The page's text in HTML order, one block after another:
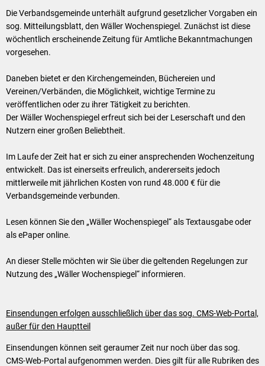
Förderungen der VG für private Umbauten
Allgemeine Informationen
Vereine
Seniorenmobilität/Jugendtaxi/Fahrservice
Sicherheit für Senioren
Ehrenamtskarte des Westerwaldkreises
Westerwaldbad
Die Verbandsgemeinde unterhält aufgrund gesetzlicher Vorgaben ein
sog. Mitteilungsblatt, den Wäller Wochenspiegel. Zunächst ist diese
wöchentlich erscheinende Zeitung für Amtliche Bekanntmachungen
vorgesehen.
Daneben bietet er den Kirchengemeinden, Büchereien und
Vereinen/Verbänden, die Möglichkeit, wichtige Termine zu
veröffentlichen oder zu ihrer Tätigkeit zu berichten.
Der Wäller Wochenspiegel erfreut sich bei der Leserschaft und den
Nutzern einer großen Beliebtheit.
Im Laufe der Zeit hat er sich zu einer ansprechenden Wochenzeitung
entwickelt. Das ist einerseits erfreulich, andererseits jedoch
mittlerweile mit jährlichen Kosten von rund 48.000 € für die
Verbandsgemeinde verbunden.
Lesen können Sie den „Wäller Wochenspiegel“ als Textausgabe oder
als ePaper online.
An dieser Stelle möchten wir Sie über die geltenden Regelungen zur
Nutzung des „Wäller Wochenspiegel“ informieren.
Einsendungen erfolgen ausschließlich über das sog. CMS-Web-Portal,
außer für den Hauptteil
Einsendungen können seit geraumer Zeit nur noch über das sog.
CMS-Web-Portal aufgenommen werden. Dies gilt für alle Rubriken des